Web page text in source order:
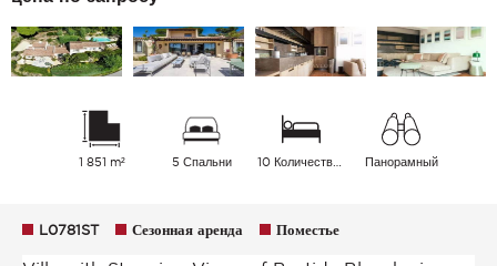
1 851 m² 5 Спальни 10 Количество спальных мест Панорамный
L0781ST Сезонная аренда Поместье